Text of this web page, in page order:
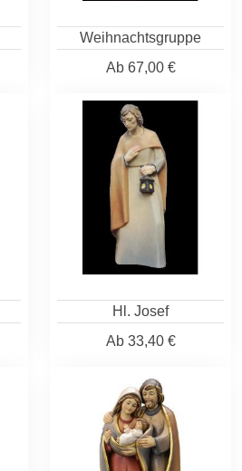
Weihnachtsgruppe
Ab67,00 €
Hl. Josef
Ab33,40 €